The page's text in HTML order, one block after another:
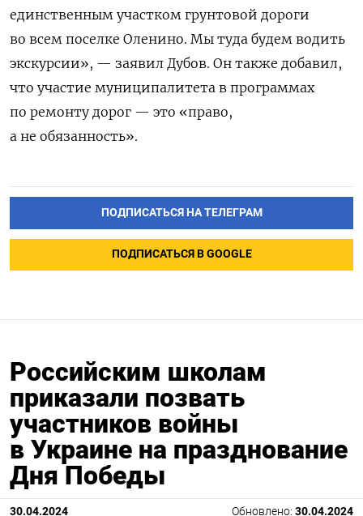
единственным участком грунтовой дороги
во всем поселке Оленино. Мы туда будем водить
экскурсии», — заявил Дубов. Он также добавил,
что участие муниципалитета в программах
по ремонту дорог — это «право,
а не обязанность».
ПОДПИСАТЬСЯ НА ТЕЛЕГРАМ
ПОДПИСАТЬСЯ В GOOGLE
Российским школам
приказали позвать
участников войны
в Украине на празднование
Дня Победы
30.04.2024 Обновлено: 30.04.2024